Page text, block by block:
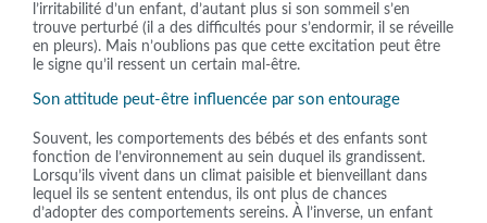
l’irritabilité d’un enfant, d’autant plus si son sommeil s’en
trouve perturbé (il a des difficultés pour s’endormir, il se réveille
en pleurs). Mais n’oublions pas que cette excitation peut être
le signe qu’il ressent un certain mal-être.
Son attitude peut-être influencée par son entourage
Souvent, les comportements des bébés et des enfants sont
fonction de l’environnement au sein duquel ils grandissent.
Lorsqu’ils vivent dans un climat paisible et bienveillant dans
lequel ils se sentent entendus, ils ont plus de chances
d’adopter des comportements sereins. À l’inverse, un enfant